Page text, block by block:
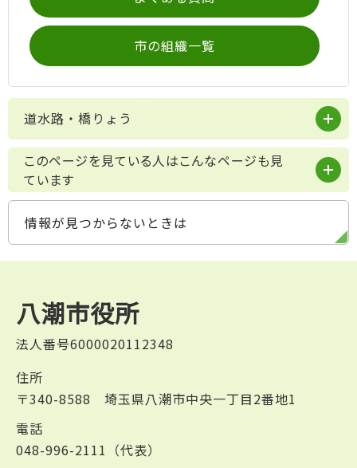
市の組織一覧
道水路・橋りょう
このページを見ている人はこんなページも見
ています
情報が見つからないときは
八潮市役所
法人番号6000020112348
住所
〒340-8588 埼玉県八潮市中央一丁目2番地1
電話
048-996-2111（代表）